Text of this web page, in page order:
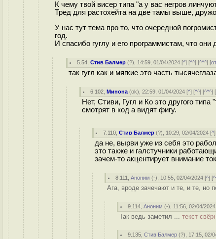
К чему твой висер типа "а у вас негров
Тред для растохейта на две тамы выше,
У нас тут тема про то, что очередной
год.
И спасибо гуглу и его программистам, что
5.54 ,Стив Балмер (?), 14:59, 01/04/2024 [^] [^^] [^^^] [
так гугл как и мягкие это часть
6.102 ,Минона (ok), 22:59, 01/04/2024 [^] [^^] [^^^] [
Нет, Стиви, Гугл и Ко это другого
смотрят в код а видят фигу.
7.110 ,Стив Балмер (?), 10:29, 02/04/2024 [^
да не, вырви уже из себя это
это также и галстучники
зачем-то акцентирует внимание
8.111 ,Аноним (-), 10:55, 02/04/2024 [^] [
Ага, вроде зачечают и те, и те, но
9.114 ,Аноним (-), 11:56, 02/04/
Так ведь заметил ... текст
9.135 ,Стив Балмер (?), 17:15, 02/